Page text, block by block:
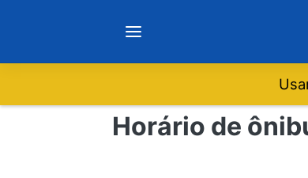
Notícias
Horário de